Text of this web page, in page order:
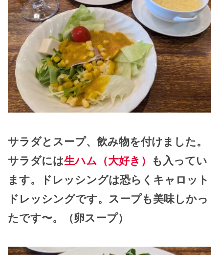
サラダとスープ、飲み物を付けました。
サラダには生ハム（大好き）
も入ってい
ます。ドレッシングは恐らくキャロット
ドレッシングです。スープも美味しかっ
たです〜。（卵スープ）